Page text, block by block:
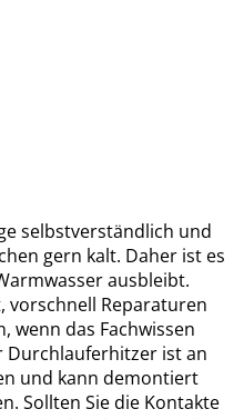
selbstverständlich und
gern kalt. Daher ist es
ausbleibt.
vorschnell Reparaturen
wenn das Fachwissen
Durchlauferhitzer ist an
und kann demontiert
Sollten Sie die Kontakte